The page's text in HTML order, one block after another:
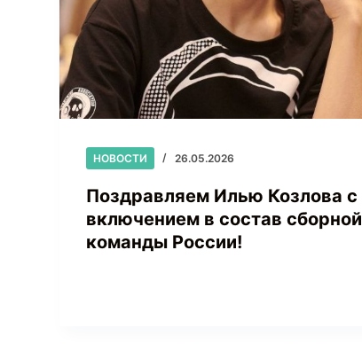
НОВОСТИ 26.05.2026
Поздравляем Илью Козлова с
включением в состав сборной
команды России!